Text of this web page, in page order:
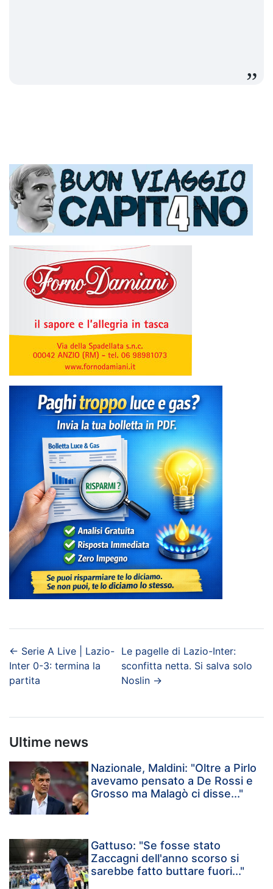
← Serie A Live | Lazio-
Inter 0-3: termina la
partita
Le pagelle di Lazio-Inter:
sconfitta netta. Si salva solo
Noslin →
Ultime news
Nazionale, Maldini: "Oltre a Pirlo
avevamo pensato a De Rossi e
Grosso ma Malagò ci disse..."
Gattuso: "Se fosse stato
Zaccagni dell'anno scorso si
sarebbe fatto buttare fuori..."